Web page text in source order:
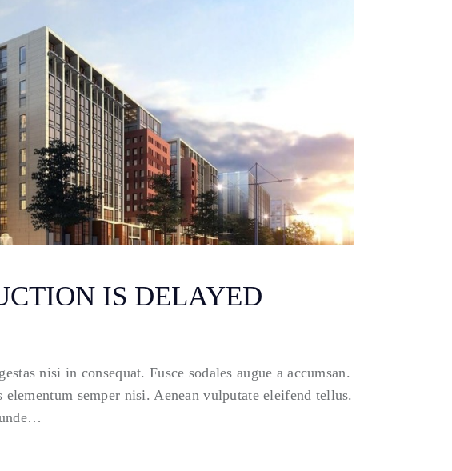
IS DELAYED
nisi in consequat. Fusce sodales augue a accumsan.
semper nisi. Aenean vulputate eleifend tellus.